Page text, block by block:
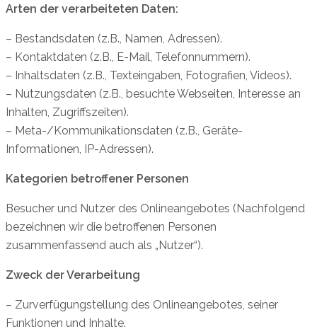
Arten der verarbeiteten Daten:
– Bestandsdaten (z.B., Namen, Adressen).
– Kontaktdaten (z.B., E-Mail, Telefonnummern).
– Inhaltsdaten (z.B., Texteingaben, Fotografien, Videos).
– Nutzungsdaten (z.B., besuchte Webseiten, Interesse an
Inhalten, Zugriffszeiten).
– Meta-/Kommunikationsdaten (z.B., Geräte-
Informationen, IP-Adressen).
Kategorien betroffener Personen
Besucher und Nutzer des Onlineangebotes (Nachfolgend
bezeichnen wir die betroffenen Personen
zusammenfassend auch als „Nutzer“).
Zweck der Verarbeitung
– Zurverfügungstellung des Onlineangebotes, seiner
Funktionen und Inhalte.